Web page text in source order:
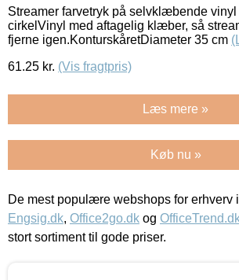
Streamer farvetryk på selvklæbende
cirkelVinyl med aftagelig klæber, så
fjerne igen.KonturskåretDiameter 35 cm
61.25 kr. (Vis fragtpris)
Læs mere »
Køb nu »
De mest populære webshops for erhverv
Engsig.dk, Office2go.dk og
stort sortiment til gode priser.